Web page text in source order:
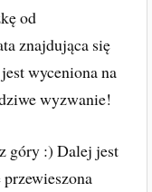
od
znajdująca się
wyceniona na
wyzwanie!
góry :) Dalej jest